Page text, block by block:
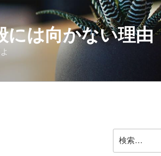
には向かない理由
索: